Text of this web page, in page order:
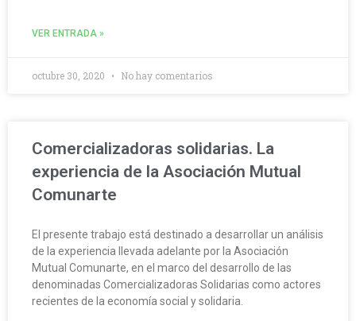
VER ENTRADA »
octubre 30, 2020 No hay comentarios
Comercializadoras solidarias. La
experiencia de la Asociación Mutual
Comunarte
El presente trabajo está destinado a desarrollar un análisis
de la experiencia llevada adelante por la Asociación
Mutual Comunarte, en el marco del desarrollo de las
denominadas Comercializadoras Solidarias como actores
recientes de la economía social y solidaria.